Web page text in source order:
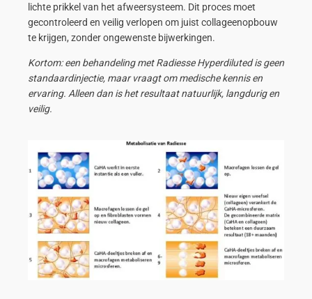
lichte prikkel van het afweersysteem. Dit proces moet
gecontroleerd en veilig verlopen om juist collageenopbouw
te krijgen, zonder ongewenste bijwerkingen.
Kortom: een behandeling met Radiesse Hyperdiluted is geen
standaardinjectie, maar vraagt om medische kennis en
ervaring. Alleen dan is het resultaat natuurlijk, langdurig en
veilig.